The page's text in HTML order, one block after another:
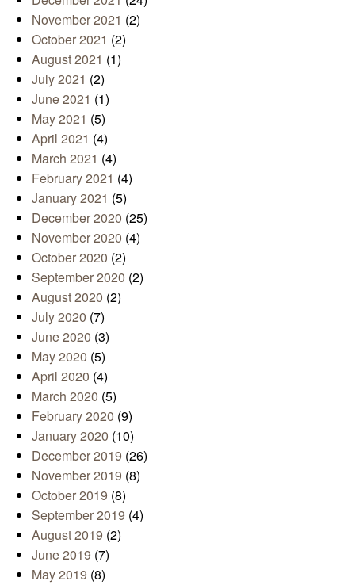
November 2021 (2)
October 2021 (2)
August 2021 (1)
July 2021 (2)
June 2021 (1)
May 2021 (5)
April 2021 (4)
March 2021 (4)
February 2021 (4)
January 2021 (5)
December 2020 (25)
November 2020 (4)
October 2020 (2)
September 2020 (2)
August 2020 (2)
July 2020 (7)
June 2020 (3)
May 2020 (5)
April 2020 (4)
March 2020 (5)
February 2020 (9)
January 2020 (10)
December 2019 (26)
November 2019 (8)
October 2019 (8)
September 2019 (4)
August 2019 (2)
June 2019 (7)
May 2019 (8)